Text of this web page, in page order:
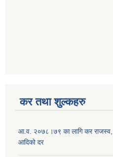
कर तथा शुल्कहरु
आ‍.व. २०७८।७९ का लागि कर
आदिको दर